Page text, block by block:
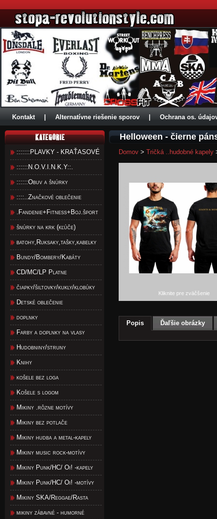
Kontakt Alternatívne riešenie sporov Ochrana os.
:::::::PLAVKY - KRAŤASOVÉ
::::::N.O.V.I.N.K.Y::.
::::::Obuv a šnúrky
::::..Značkové oblečenie
.Fandenie+Fitness+Boj.šport
šnúrky na krk (kľúče)
batohy,Ruksaky,tašky,kabelky
Bundy/Bombery/Kabáty
CD/MC/LP Platne
čiapky/šiltovky/kukly/klobúky
Detské oblečenie
doplnky
Farby a doplnky na vlasy
Hudobniny/struny
Knihy
košele bez loga
Košele s logom
Mikiny .rôzne motívy
Mikiny bez potlače
Mikiny hudba a metal-kapely
Mikiny music rock-motívy
Mikiny Punk/HC/ Oi! -kapely
Mikiny Punk/HC/ Oi! -motívy
Mikiny SKA/Reggae/Rasta
mikiny zábavné - humorné
Helloween - čierne
Domov > Tričká ..hudobné kapely
Kliknite pre zväčšenie
Popis Ďaľšie obrázky